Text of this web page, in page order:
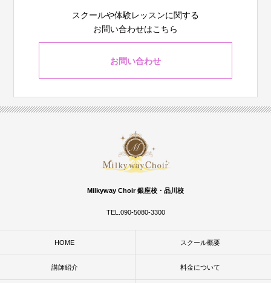
スクールや体験レッスンに関する
お問い合わせはこちら
お問い合わせ
Milkyway Choir 銀座校・品川校
TEL.090-5080-3300
HOME スクール概要
講師紹介 料金について